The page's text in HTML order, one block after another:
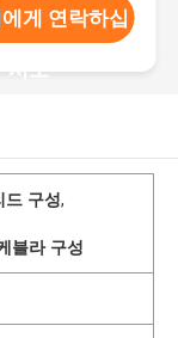
게 연락하십
시오
드 구성,
블라 구성